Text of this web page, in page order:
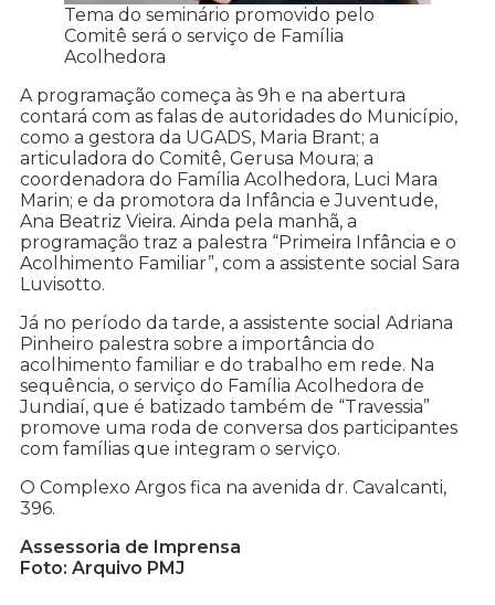
Tema do seminário promovido pelo
Comitê será o serviço de Família
Acolhedora
A programação começa às 9h e na abertura
contará com as falas de autoridades do Município,
como a gestora da UGADS, Maria Brant; a
articuladora do Comitê, Gerusa Moura; a
coordenadora do Família Acolhedora, Luci Mara
Marin; e da promotora da Infância e Juventude,
Ana Beatriz Vieira. Ainda pela manhã, a
programação traz a palestra “Primeira Infância e o
Acolhimento Familiar”, com a assistente social Sara
Luvisotto.
Já no período da tarde, a assistente social Adriana
Pinheiro palestra sobre a importância do
acolhimento familiar e do trabalho em rede. Na
sequência, o serviço do Família Acolhedora de
Jundiaí, que é batizado também de “Travessia”
promove uma roda de conversa dos participantes
com famílias que integram o serviço.
O Complexo Argos fica na avenida dr. Cavalcanti,
396.
Assessoria de Imprensa
Foto: Arquivo PMJ